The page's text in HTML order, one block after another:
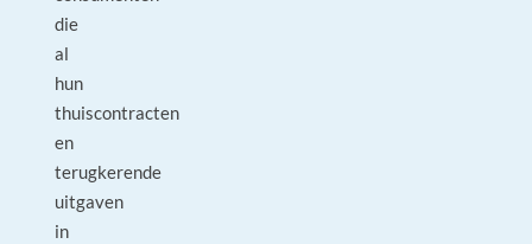
die
al
hun
thuiscontracten
en
terugkerende
uitgaven
in